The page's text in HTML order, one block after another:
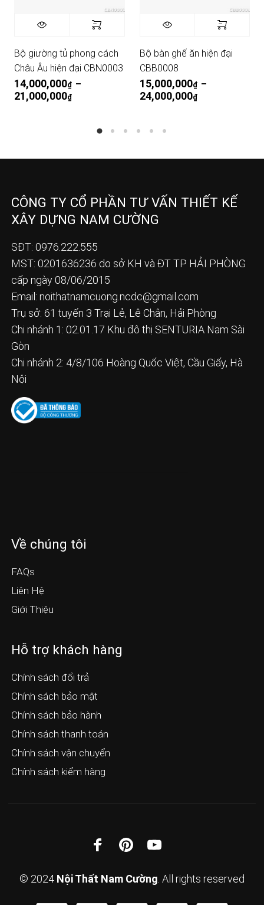
Bộ giường tủ phong cách
Châu Âu hiện đại CBN0003
14,000,000₫ –
21,000,000₫ Khoảng giá: từ 14,000,000₫. đến
Bộ bàn ghế ăn hiện đại
CBB0008
15,000,000₫ –
24,000,000₫
CÔNG TY CỔ PHẦN TƯ VẤN THIẾT KẾ
XÂY DỰNG NAM CƯỜNG
SĐT: 0976.222.555
MST: 0201636236 do sở KH và ĐT TP HẢI PHÒNG
cấp ngày 08/06/2015
Email: noithatnamcuong.ncdc@gmail.com
Trụ sở: 61 tuyến 3 Trại Lẻ, Lê Chân, Hải Phòng
Chi nhánh 1: 02.01.17 Khu đô thị SENTURIA Nam Sài
Gòn
Chi nhánh 2: 4/8/106 Hoàng Quốc Việt, Cầu Giấy, Hà
Nội
Về chúng tôi
FAQs
Liên Hệ
Giới Thiệu
Hỗ trợ khách hàng
Chính sách đổi trả
Chính sách bảo mật
Chính sách bảo hành
Chính sách thanh toán
Chính sách vận chuyển
Chính sách kiểm hàng
© 2024 Nội Thất Nam Cường . All rights reserved